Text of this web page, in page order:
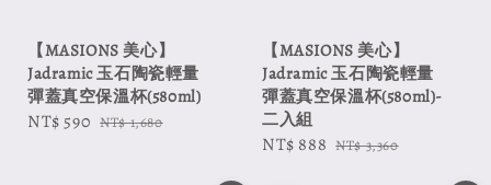
【MASIONS 美心】
Jadramic 玉石陶瓷輕量
彈蓋真空保溫杯(580ml)
Sale
NT$ 590 Regular
NT$ 1,680
【MASIONS 美心】
Jadramic 玉石陶瓷輕量
彈蓋真空保溫杯(580ml)-
二入組
Sale
NT$ 888 Regular
NT$ 3,360